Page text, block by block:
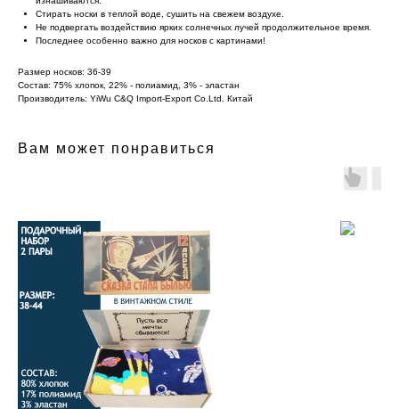
Стирать носки в теплой воде, сушить на свежем воздухе.
Не подвергать воздействию ярких солнечных лучей продолжительное время.
Последнее особенно важно для носков с картинами!
Размер носков: 36-39
Состав: 75% хлопок, 22% - полиамид, 3% - эластан
Производитель: YiWu C&Q Import-Export Co.Ltd. Китай
Вам может понравиться